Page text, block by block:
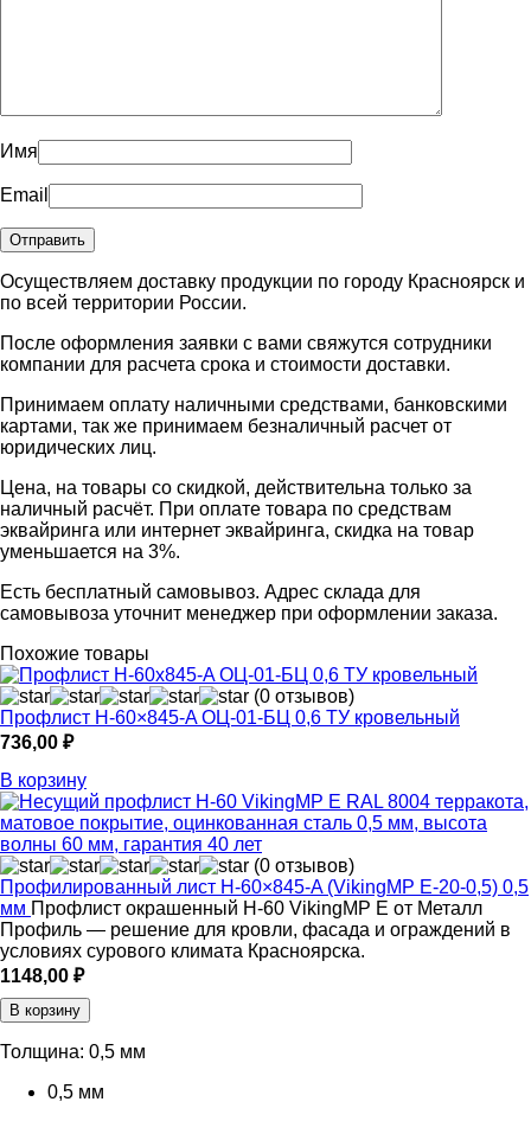
Имя
Email
Осуществляем доставку продукции по городу Красноярск и
по всей территории России.
После оформления заявки с вами свяжутся сотрудники
компании для расчета срока и стоимости доставки.
Принимаем оплату наличными средствами, банковскими
картами, так же принимаем безналичный расчет от
юридических лиц.
Цена, на товары со скидкой, действительна только за
наличный расчёт. При оплате товара по средствам
эквайринга или интернет эквайринга, скидка на товар
уменьшается на 3%.
Есть бесплатный самовывоз. Адрес склада для
самовывоза уточнит менеджер при оформлении заказа.
Похожие товары
(0 отзывов)
Профлист Н-60×845-A ОЦ-01-БЦ 0,6 ТУ кровельный
736,00 ₽
В корзину
(0 отзывов)
Профилированный лист Н-60×845-A (VikingMP E-20-0,5) 0,5
мм Профлист окрашенный Н-60 VikingMP E от Металл
Профиль — решение для кровли, фасада и ограждений в
условиях сурового климата Красноярска.
1148,00 ₽
В корзину
Толщина: 0,5 мм
0,5 мм